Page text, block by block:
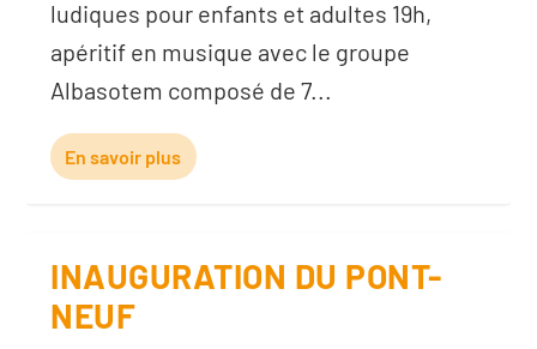
ludiques pour enfants et adultes 19h,
apéritif en musique avec le groupe
Albasotem composé de 7...
En savoir plus
INAUGURATION DU PONT-
NEUF